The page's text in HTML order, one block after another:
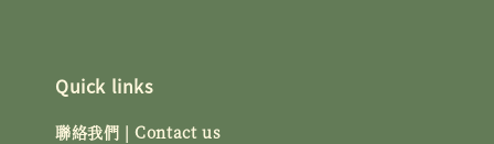
Quick links
聯絡我們 | Contact us